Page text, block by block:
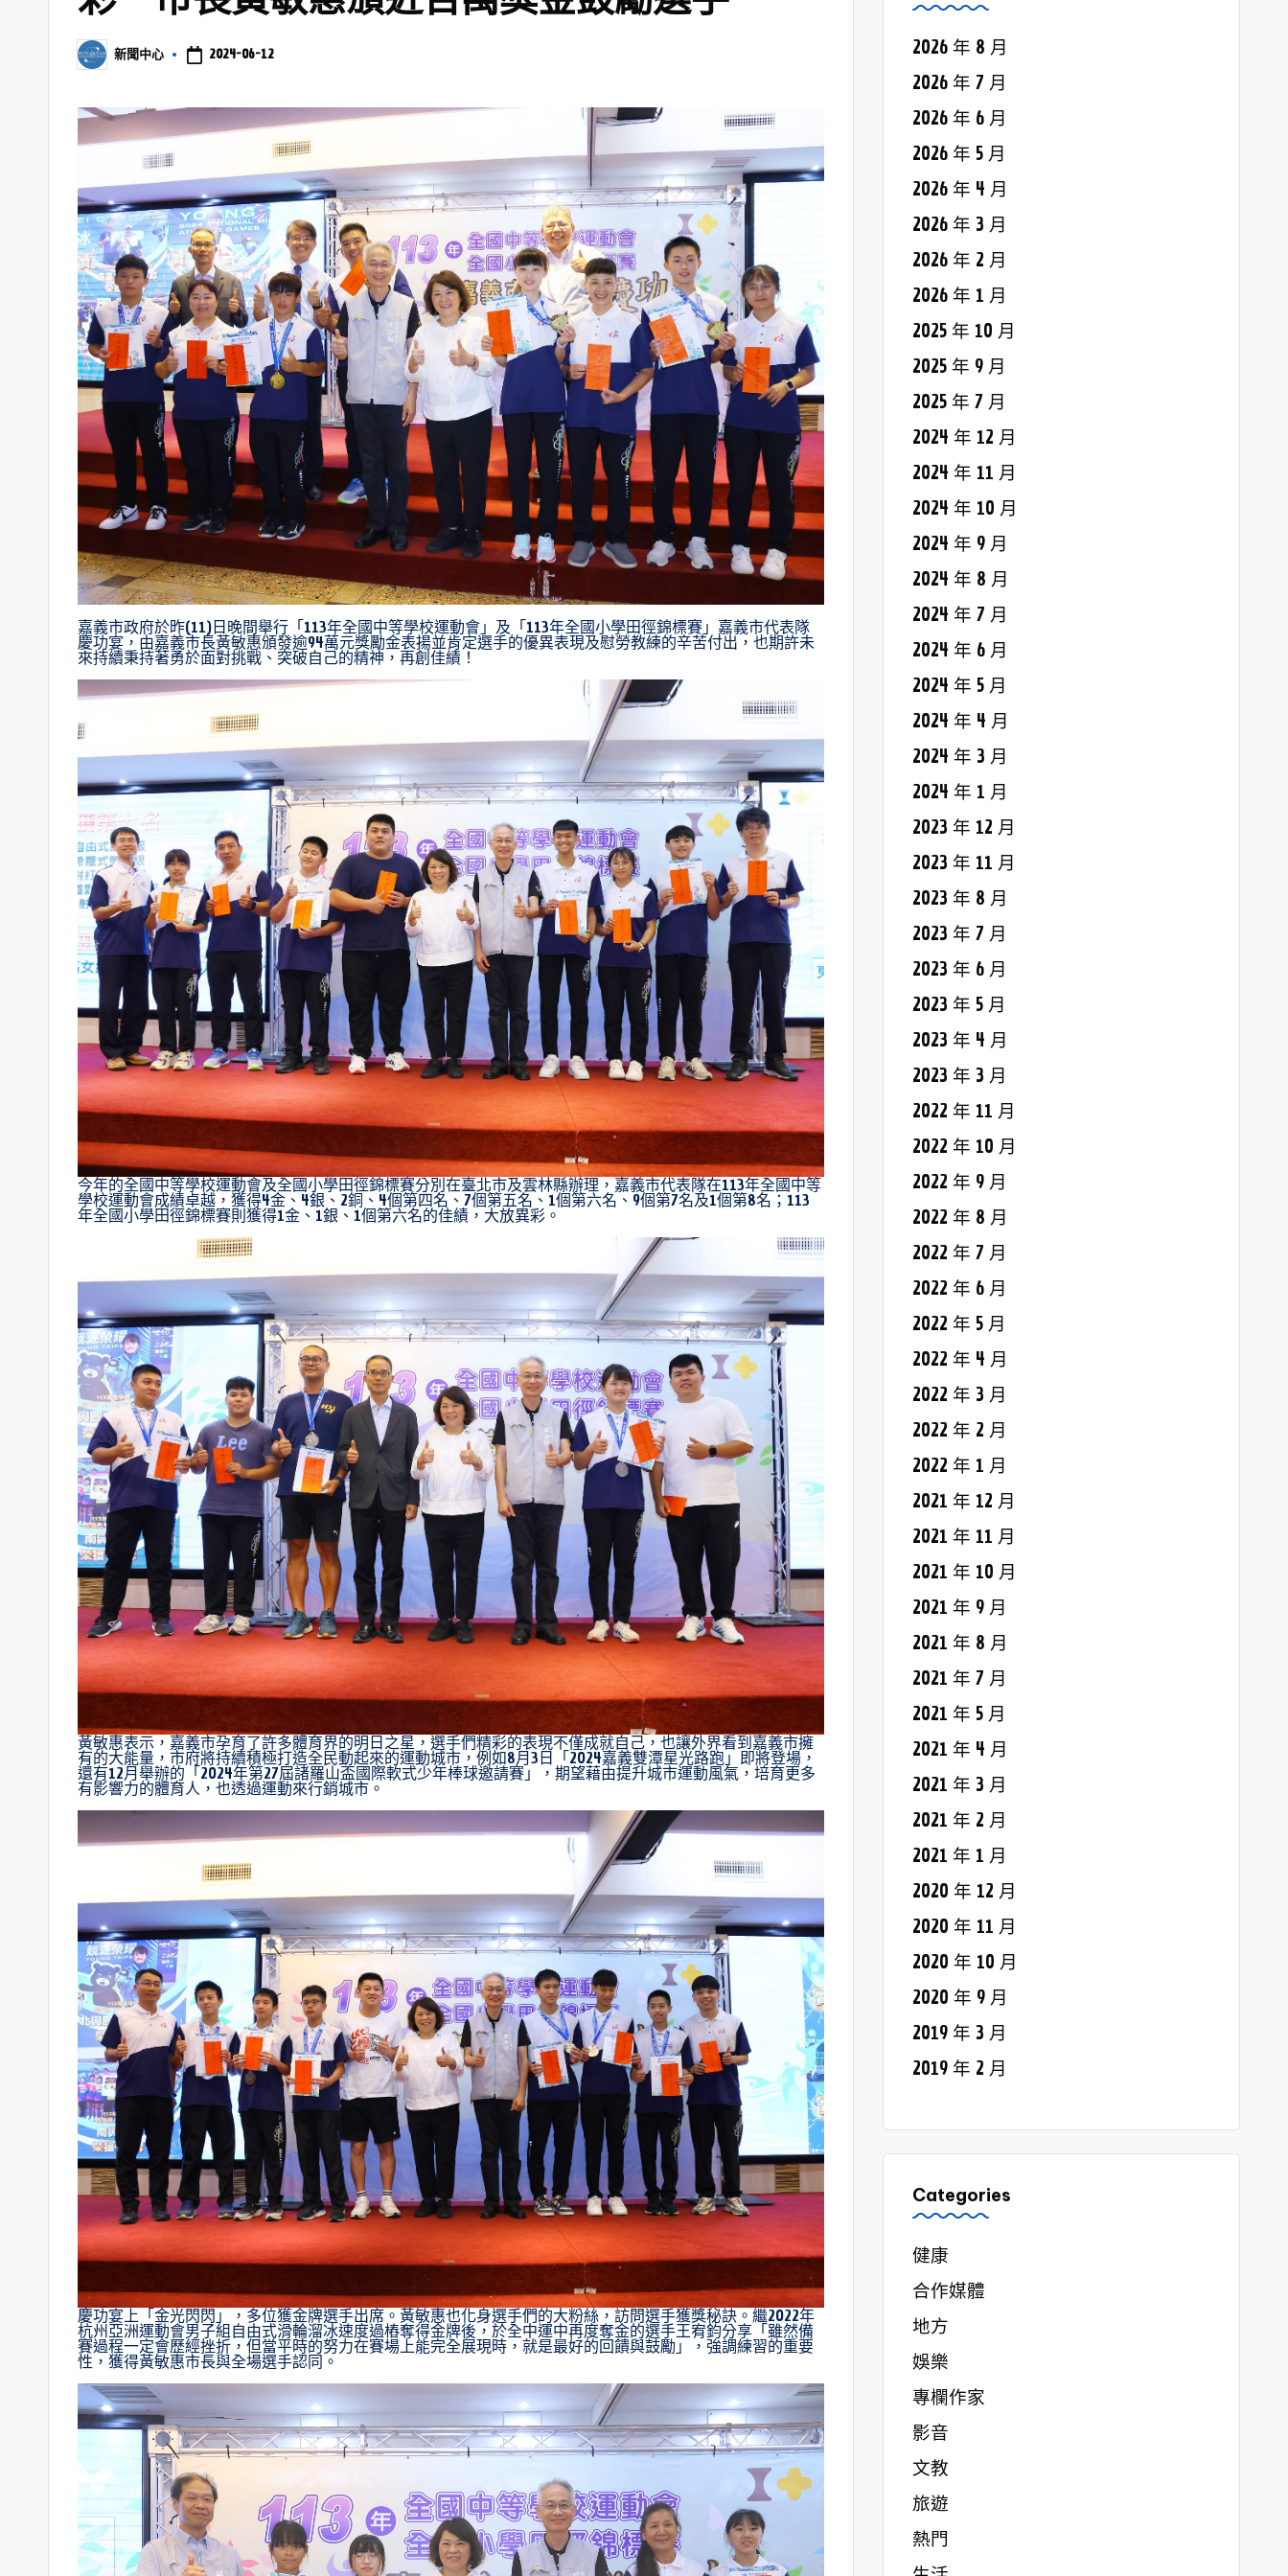
新聞中心 2024-06-12
嘉義市政府於昨(11)日晚間舉行「113年全國中等學校運動會」及「113年全國小學田徑錦標賽」嘉義市代表隊
慶功宴，由嘉義市長黃敏惠頒發逾94萬元獎勵金表揚並肯定選手的優異表現及慰勞教練的辛苦付出，也期許未
來持續秉持著勇於面對挑戰、突破自己的精神，再創佳績！
今年的全國中等學校運動會及全國小學田徑錦標賽分別在臺北市及雲林縣辦理，嘉義市代表隊在113年全國中等
學校運動會成績卓越，獲得4金、4銀、2銅、4個第四名、7個第五名、1個第六名、9個第7名及1個第8名；113
年全國小學田徑錦標賽則獲得1金、1銀、1個第六名的佳績，大放異彩。
黃敏惠表示，嘉義市孕育了許多體育界的明日之星，選手們精彩的表現不僅成就自己，也讓外界看到嘉義市擁
有的大能量，市府將持續積極打造全民動起來的運動城市，例如8月3日「2024嘉義雙潭星光路跑」即將登場，
還有12月舉辦的「2024年第27屆諸羅山盃國際軟式少年棒球邀請賽」，期望藉由提升城市運動風氣，培育更多
有影響力的體育人，也透過運動來行銷城市。
慶功宴上「金光閃閃」，多位獲金牌選手出席。黃敏惠也化身選手們的大粉絲，訪問選手獲獎秘訣。繼2022年
杭州亞洲運動會男子組自由式滑輪溜冰速度過樁奪得金牌後，於全中運中再度奪金的選手王宥鈞分享「雖然備
賽過程一定會歷經挫折，但當平時的努力在賽場上能完全展現時，就是最好的回饋與鼓勵」，強調練習的重要
性，獲得黃敏惠市長與全場選手認同。
2026 年 8 月
2026 年 7 月
2026 年 6 月
2026 年 5 月
2026 年 4 月
2026 年 3 月
2026 年 2 月
2026 年 1 月
2025 年 10 月
2025 年 9 月
2025 年 7 月
2024 年 12 月
2024 年 11 月
2024 年 10 月
2024 年 9 月
2024 年 8 月
2024 年 7 月
2024 年 6 月
2024 年 5 月
2024 年 4 月
2024 年 3 月
2024 年 1 月
2023 年 12 月
2023 年 11 月
2023 年 8 月
2023 年 7 月
2023 年 6 月
2023 年 5 月
2023 年 4 月
2023 年 3 月
2022 年 11 月
2022 年 10 月
2022 年 9 月
2022 年 8 月
2022 年 7 月
2022 年 6 月
2022 年 5 月
2022 年 4 月
2022 年 3 月
2022 年 2 月
2022 年 1 月
2021 年 12 月
2021 年 11 月
2021 年 10 月
2021 年 9 月
2021 年 8 月
2021 年 7 月
2021 年 5 月
2021 年 4 月
2021 年 3 月
2021 年 2 月
2021 年 1 月
2020 年 12 月
2020 年 11 月
2020 年 10 月
2020 年 9 月
2019 年 3 月
2019 年 2 月
Categories
健康
合作媒體
地方
娛樂
專欄作家
影音
文教
旅遊
熱門